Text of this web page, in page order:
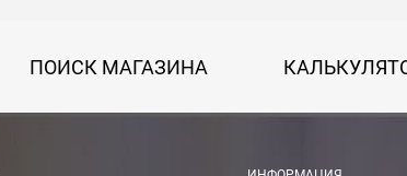
сумме заказа от 7000 руб.
ПОИСК МАГАЗИНА